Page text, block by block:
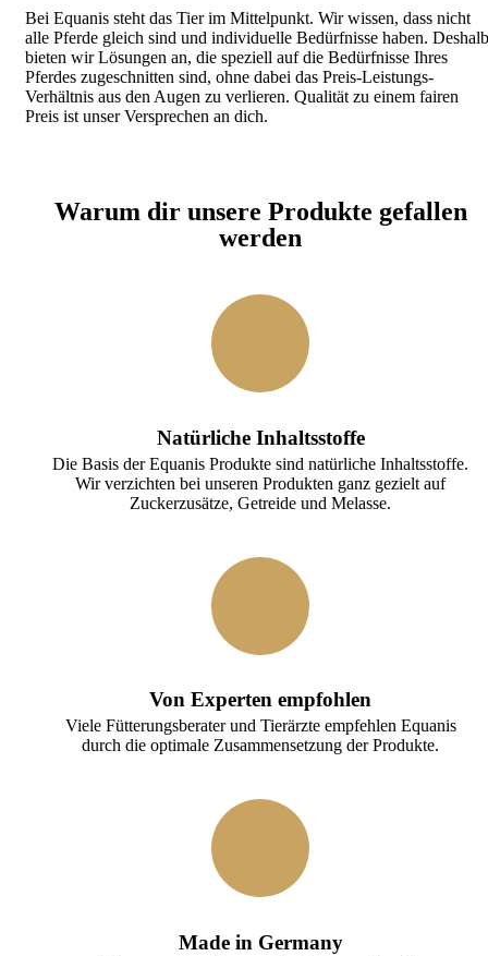
Bei Equanis steht das Tier im Mittelpunkt. Wir wissen, dass nicht
alle Pferde gleich sind und individuelle Bedürfnisse haben. Deshalb
bieten wir Lösungen an, die speziell auf die Bedürfnisse Ihres
Pferdes zugeschnitten sind, ohne dabei das Preis-Leistungs-
Verhältnis aus den Augen zu verlieren. Qualität zu einem fairen
Preis ist unser Versprechen an dich.
Warum dir unsere Produkte gefallen
werden
Natürliche Inhaltsstoffe
Die Basis der Equanis Produkte sind natürliche Inhaltsstoffe.
Wir verzichten bei unseren Produkten ganz gezielt auf
Zuckerzusätze, Getreide und Melasse.
Von Experten empfohlen
Viele Fütterungsberater und Tierärzte empfehlen Equanis
durch die optimale Zusammensetzung der Produkte.
Made in Germany